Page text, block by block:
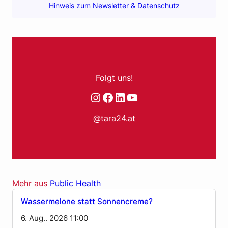
Hinweis zum Newsletter & Datenschutz
Folgt uns!
Instagram
Facebook
LinkedIn
YouTube
@tara24.at
Mehr aus Public Health
Wassermelone statt Sonnencreme?
6. Aug.. 2026 11:00